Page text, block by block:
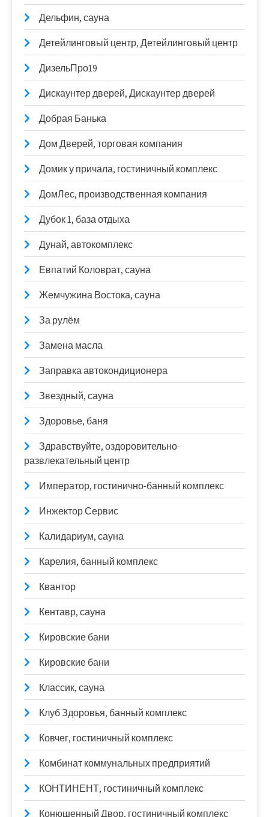
Дельфин, сауна
Детейлинговый центр, Детейлинговый центр
ДизельПро19
Дискаунтер дверей, Дискаунтер дверей
Добрая Банька
Дом Дверей, торговая компания
Домик у причала, гостиничный комплекс
ДомЛес, производственная компания
Дубок 1, база отдыха
Дунай, автокомплекс
Евпатий Коловрат, сауна
Жемчужина Востока, сауна
За рулём
Замена масла
Заправка автокондиционера
Звездный, сауна
Здоровье, баня
Здравствуйте, оздоровительно-
развлекательный центр
Император, гостинично-банный комплекс
Инжектор Сервис
Калидариум, сауна
Карелия, банный комплекс
Квантор
Кентавр, сауна
Кировские бани
Кировские бани
Классик, сауна
Клуб Здоровья, банный комплекс
Ковчег, гостиничный комплекс
Комбинат коммунальных предприятий
КОНТИНЕНТ, гостиничный комплекс
Конюшенный Двор, гостиничный комплекс